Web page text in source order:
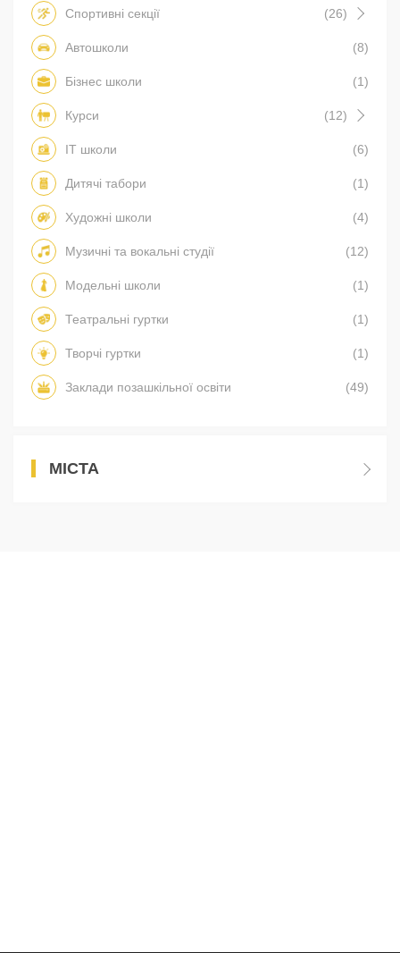
Спортивні секції (26)
Автошколи (8)
Бізнес школи (1)
Курси (12)
IT школи (6)
Дитячі табори (1)
Художні школи (4)
Музичні та вокальні студії (12)
Модельні школи (1)
Театральні гуртки (1)
Творчі гуртки (1)
Заклади позашкільної освіти (49)
МІСТА